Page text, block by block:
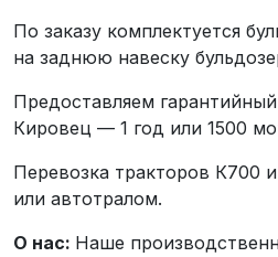
По заказу комплектуется
на заднюю навеску
Предоставляем
Кировец — 1 год или 1500
Перевозка тракторов К700
или автотралом.
О нас: Наше